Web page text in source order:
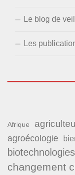
Le blog de
Les
Afrique
agroécologie
biotechnologies
changement